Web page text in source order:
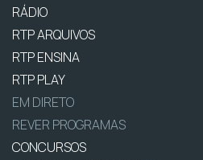
RÁDIO
RTP ARQUIVOS
RTP ENSINA
RTP PLAY
EM DIRETO
REVER PROGRAMAS
CONCURSOS